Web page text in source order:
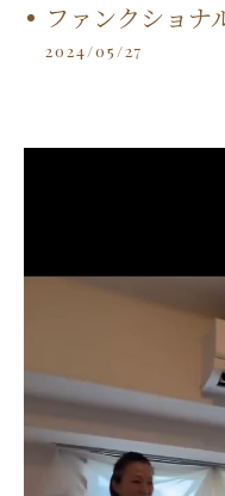
ファンクショナ
2024/05/27